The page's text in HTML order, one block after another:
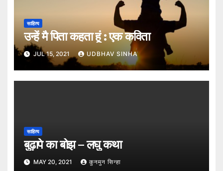
साहित्य
उन्हें मै पिता कहता हूं : एक कविता
JUL 15, 2021 UDBHAV SINHA
साहित्य
बुढ़ापे का बोझ – लघु कथा
MAY 20, 2021 कुनमुन सिन्हा